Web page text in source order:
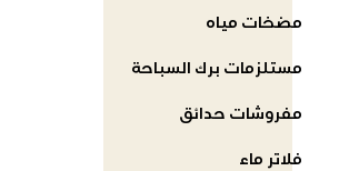
مضخات مياه
مستلزمات برك السباحة
مفروشات حدائق
فلاتر ماء